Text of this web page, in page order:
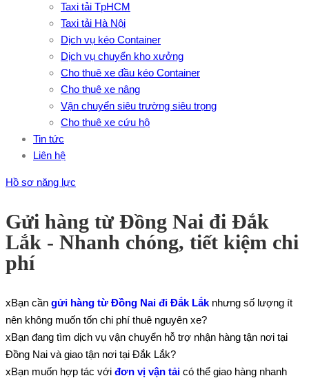
Taxi tải TpHCM
Taxi tải Hà Nội
Dịch vụ kéo Container
Dịch vụ chuyển kho xưởng
Cho thuê xe đầu kéo Container
Cho thuê xe nâng
Vận chuyển siêu trường siêu trọng
Cho thuê xe cứu hộ
Tin tức
Liên hệ
Hồ sơ năng lực
Gửi hàng từ Đồng Nai đi Đắk
Lắk - Nhanh chóng, tiết kiệm chi
phí
xBạn cần gửi hàng từ Đồng Nai đi Đắk Lắk nhưng số lượng ít
nên không muốn tốn chi phí thuê nguyên xe?
xBạn đang tìm dịch vụ vận chuyển hỗ trợ nhận hàng tận nơi tại
Đồng Nai và giao tận nơi tại Đắk Lắk?
xBạn muốn hợp tác với đơn vị vận tải có thể giao hàng nhanh